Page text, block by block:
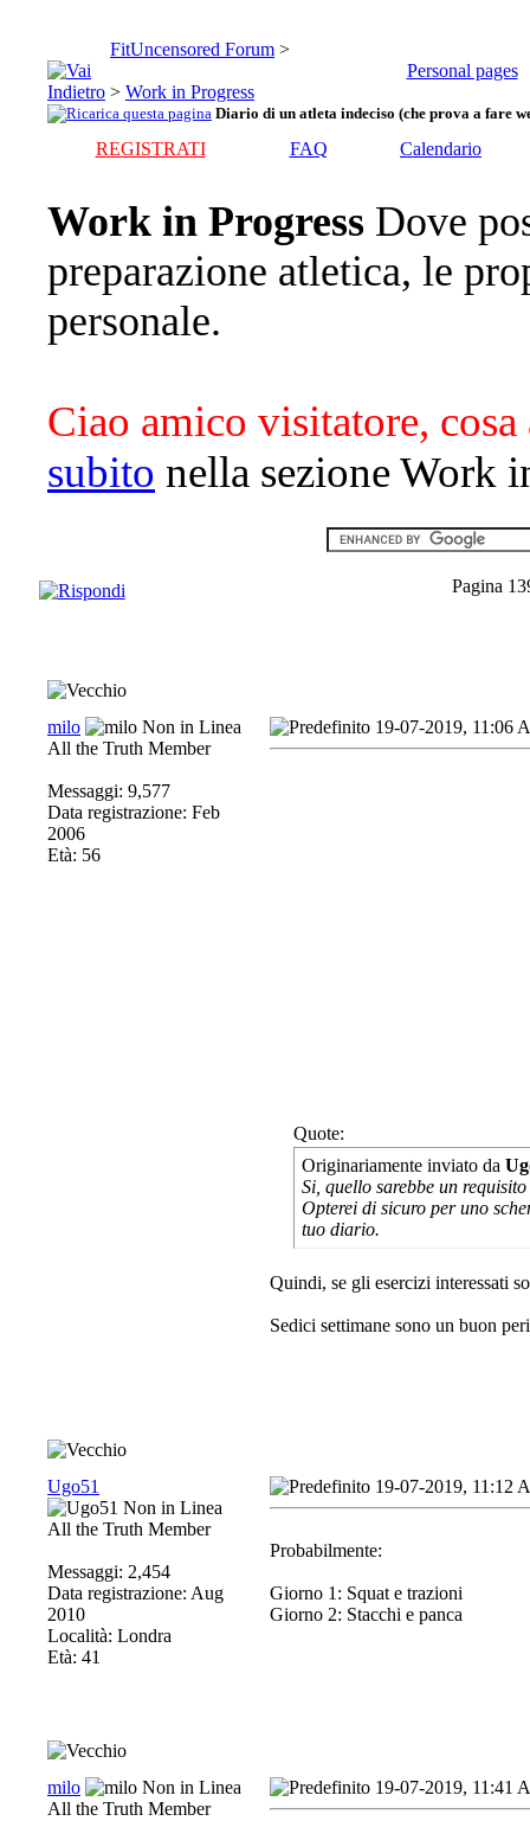
FitUncensored Forum >
Personal pages
> Work in Progress
Diario di un atleta indeciso (che prova a fare
REGISTRATI FAQ Calendario
Work in Progress Dove
preparazione atletica, le
personale.
Ciao amico visitatore, cosa
subito nella sezione Work
Pagina
milo
All the Truth Member
Messaggi: 9,577
Data registrazione: Feb
2006
Età: 56
19-07-2019, 11:06
Quote:
Originariamente inviato da
Si, quello sarebbe un requisito
Opterei di sicuro per uno
tuo diario.
Quindi, se gli esercizi interessati
Sedici settimane sono un buon
Ugo51
All the Truth Member
Messaggi: 2,454
Data registrazione: Aug
2010
Località: Londra
Età: 41
19-07-2019, 11:12
Probabilmente:
Giorno 1: Squat e trazioni
Giorno 2: Stacchi e panca
milo
All the Truth Member
19-07-2019, 11:41